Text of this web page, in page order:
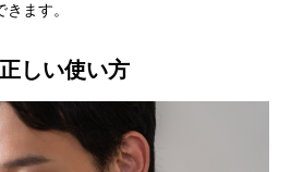
ます。
しい使い方